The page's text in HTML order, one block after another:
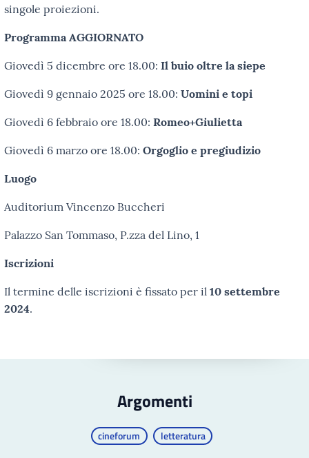
singole proiezioni.
Programma AGGIORNATO
Giovedì 5 dicembre ore 18.00: Il buio oltre la siepe
Giovedì 9 gennaio 2025 ore 18.00: Uomini e topi
Giovedì 6 febbraio ore 18.00: Romeo+Giulietta
Giovedì 6 marzo ore 18.00: Orgoglio e pregiudizio
Luogo
Auditorium Vincenzo Buccheri
Palazzo San Tommaso, P.zza del Lino, 1
Iscrizioni
Il termine delle iscrizioni è fissato per il 10 settembre
2024.
Argomenti
cineforum letteratura